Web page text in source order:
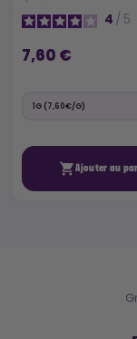
4 / 5
7,60 €
Ajouter au